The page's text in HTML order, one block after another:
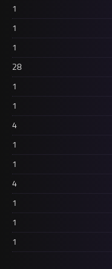
1
1
1
28
1
1
4
1
1
4
1
1
1